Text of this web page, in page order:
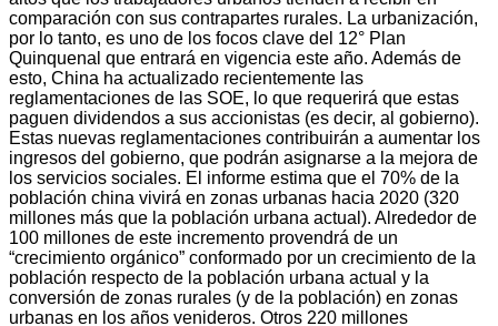
comparación con sus contrapartes rurales. La urbanización,
por lo tanto, es uno de los focos clave del 12° Plan
Quinquenal que entrará en vigencia este año. Además de
esto, China ha actualizado recientemente las
reglamentaciones de las SOE, lo que requerirá que estas
paguen dividendos a sus accionistas (es decir, al gobierno).
Estas nuevas reglamentaciones contribuirán a aumentar los
ingresos del gobierno, que podrán asignarse a la mejora de
los servicios sociales. El informe estima que el 70% de la
población china vivirá en zonas urbanas hacia 2020 (320
millones más que la población urbana actual). Alrededor de
100 millones de este incremento provendrá de un
“crecimiento orgánico” conformado por un crecimiento de la
población respecto de la población urbana actual y la
conversión de zonas rurales (y de la población) en zonas
urbanas en los años venideros. Otros 220 millones